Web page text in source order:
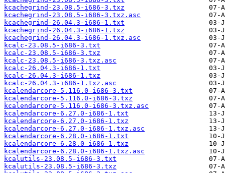
kcachegrind-23.08.5-i686-3.txz
kcachegrind-23.08.5-i686-3.txz.asc
kcachegrind-26.04.3-i686-1.txt
kcachegrind-26.04.3-i686-1.txz
kcachegrind-26.04.3-i686-1.txz.asc
kcalc-23.08.5-i686-3.txt
kcalc-23.08.5-i686-3.txz
kcalc-23.08.5-i686-3.txz.asc
kcalc-26.04.3-i686-1.txt
kcalc-26.04.3-i686-1.txz
kcalc-26.04.3-i686-1.txz.asc
kcalendarcore-5.116.0-i686-3.txt
kcalendarcore-5.116.0-i686-3.txz
kcalendarcore-5.116.0-i686-3.txz.asc
kcalendarcore-6.27.0-i686-1.txt
kcalendarcore-6.27.0-i686-1.txz
kcalendarcore-6.27.0-i686-1.txz.asc
kcalendarcore-6.28.0-i686-1.txt
kcalendarcore-6.28.0-i686-1.txz
kcalendarcore-6.28.0-i686-1.txz.asc
kcalutils-23.08.5-i686-3.txt
kcalutils-23.08.5-i686-3.txz